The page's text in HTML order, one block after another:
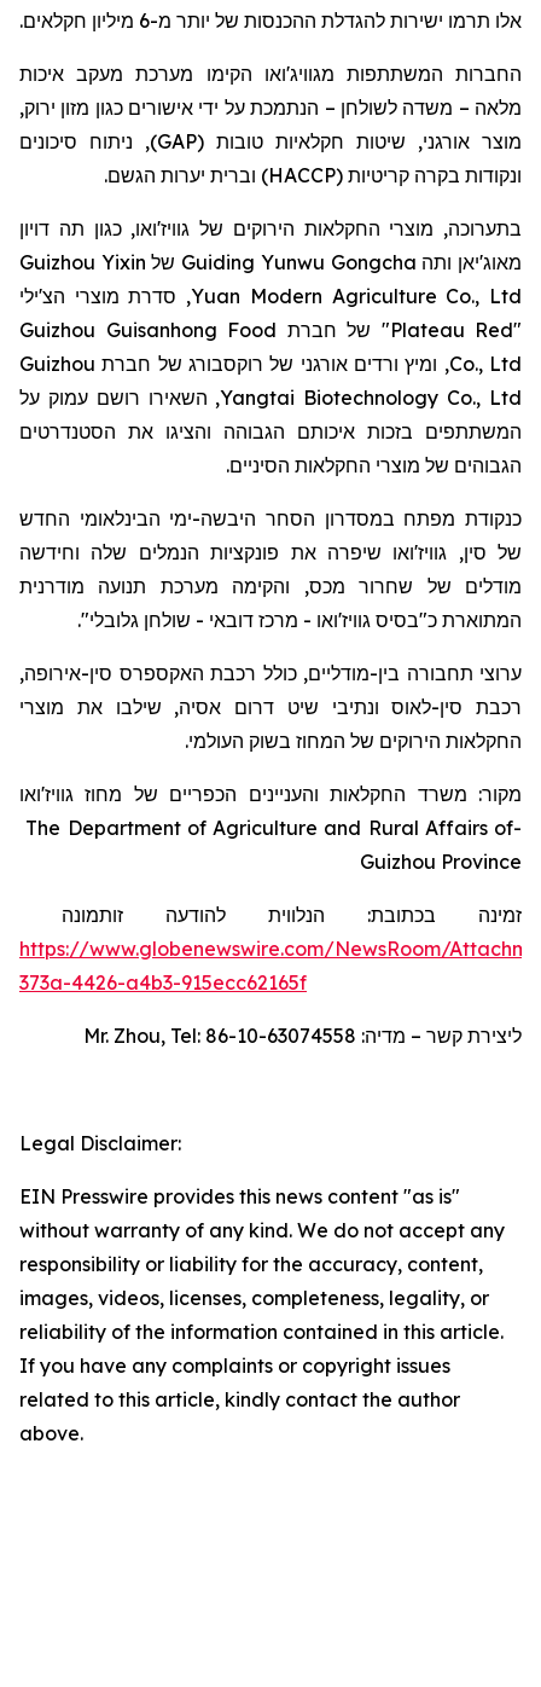
אלו תרמו ישירות להגדלת ההכנסות של יותר מ-6 מיליון חקלאים.
החברות המשתתפות מגוויג'ואו הקימו מערכת מעקב איכות
מלאה – משדה לשולחן – הנתמכת על ידי אישורים כגון מזון ירוק,
מוצר אורגני, שיטות חקלאיות טובות (GAP), ניתוח סיכונים
ונקודות בקרה קריטיות (HACCP) וברית יערות הגשם.
בתערוכה, מוצרי החקלאות הירוקים של גוויז'ואו, כגון תה דויון
מאוג'יאן ותה Guiding Yunwu Gongcha של
Guizhou Yixin
Yuan Modern Agriculture Co., Ltd, סדרת מוצרי הצ'ילי
"Plateau Red" של חברת Guizhou Guisanhong Food
Co., Ltd, ומיץ ורדים אורגני של רוקסבורג של חברת Guizhou
Yangtai Biotechnology Co., Ltd, השאירו רושם עמוק על
המשתתפים בזכות איכותם הגבוהה והציגו את הסטנדרטים
הגבוהים של מוצרי החקלאות הסיניים.
כנקודת מפתח במסדרון הסחר היבשה-ימי הבינלאומי החדש
של סין, גוויז'ואו שיפרה את פונקציות הנמלים שלה וחידשה
מודלים של שחרור מכס, והקימה מערכת תנועה מודרנית
המתוארת כ"בסיס גוויז'ואו - מרכז דובאי - שולחן גלובלי".
ערוצי תחבורה בין-מודליים, כולל רכבת האקספרס סין-אירופה,
רכבת סין-לאוס ונתיבי שיט דרום אסיה, שילבו את מוצרי
החקלאות הירוקים של המחוז בשוק העולמי.
מקור: משרד החקלאות והעניינים הכפריים של מחוז גוויז'ואו
-
The Department of Agriculture and Rural Affairs of
Guizhou Province
תמונההנלווית להודעה זו
זמינה בכתובת:
https://www.globenewswire.com/NewsRoom/
373a-4426-a4b3-915ecc62165f
ליצירת קשר – מדיה: Mr. Zhou, Tel: 86-10-63074558
Legal Disclaimer:
EIN Presswire provides this news content "as is"
without warranty of any kind. We do not accept any
responsibility or liability for the accuracy, content,
images, videos, licenses, completeness, legality, or
reliability of the information contained in this article.
If you have any complaints or copyright issues
related to this article, kindly contact the author
above.